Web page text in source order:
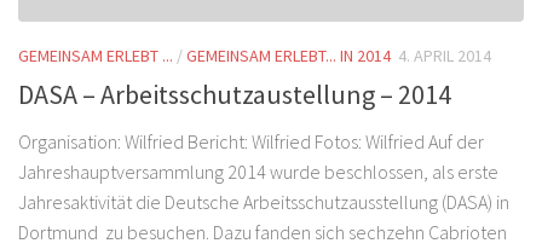
GEMEINSAM ERLEBT ... /GEMEINSAM ERLEBT... IN 2014 4. APRIL 2014
DASA – Arbeitsschutzaustellung – 2014
Organisation: Wilfried Bericht: Wilfried Fotos: Wilfried Auf der
Jahreshauptversammlung 2014 wurde beschlossen, als erste
Jahresaktivität die Deutsche Arbeitsschutzausstellung (DASA) in
Dortmund zu besuchen. Dazu fanden sich sechzehn Cabrioten